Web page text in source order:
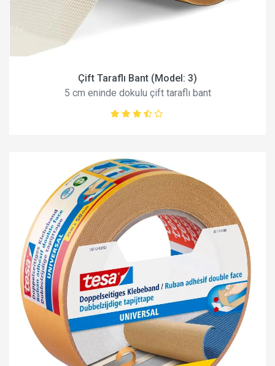
Çift Taraflı Bant (Model: 3)
5 cm eninde dokulu çift taraflı bant